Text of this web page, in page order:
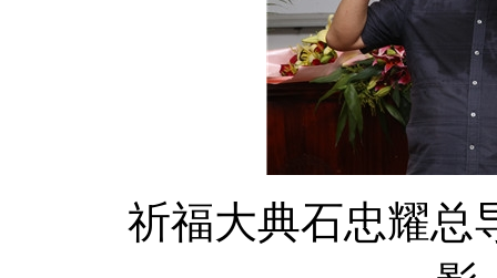
祈福大典石忠耀总